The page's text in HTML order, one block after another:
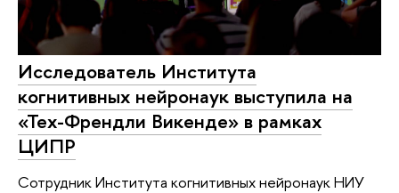
Исследователь Института
когнитивных нейронаук выступила на
«Тех-Френдли Викенде» в рамках
ЦИПР
Сотрудник Института когнитивных нейронаук НИУ